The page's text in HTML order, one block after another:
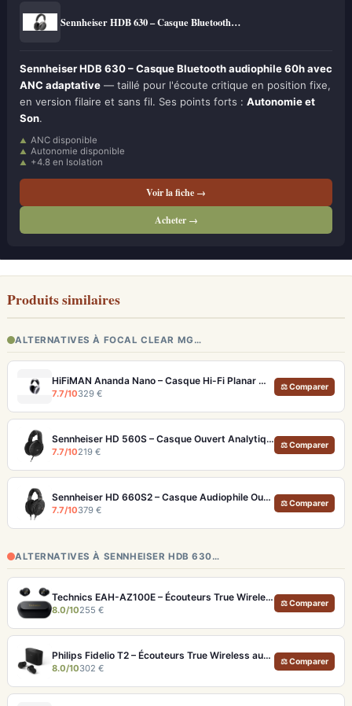
Sennheiser HDB 630 – Casque Bluetooth…
Sennheiser HDB 630 – Casque Bluetooth audiophile 60h avec
ANC adaptative — taillé pour l'écoute critique en position fixe,
en version filaire et sans fil. Ses points forts : Autonomie et
Son.
ANC disponible
Autonomie disponible
+4.8 en Isolation
Voir la fiche →
Acheter →
Produits similaires
ALTERNATIVES À FOCAL CLEAR MG…
HiFiMAN Ananda Nano – Casque Hi-Fi Planar Magnétique Ouvert
7.7/10329 €
⚖ Comparer
Sennheiser HD 560S – Casque Ouvert Analytique Hi-Fi et Monitoring
7.7/10219 €
⚖ Comparer
Sennheiser HD 660S2 – Casque Audiophile Ouvert 300Ω, Basses Améliorées
7.7/10379 €
⚖ Comparer
ALTERNATIVES À SENNHEISER HDB 630…
Technics EAH-AZ100E – Écouteurs True Wireless Hi-Res avec ANC adaptative et Dolby Atmos
8.0/10255 €
⚖ Comparer
Philips Fidelio T2 – Écouteurs True Wireless audiophiles avec ANC et autonomie record
8.0/10302 €
⚖ Comparer